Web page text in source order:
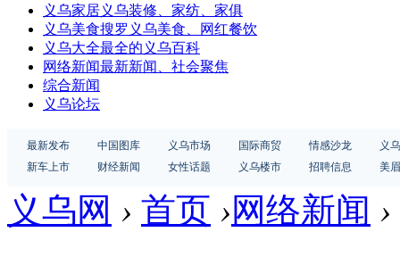
义乌家居义乌装修、家纺、家俱
义乌美食搜罗义乌美食、网红餐饮
义乌大全最全的义乌百科
网络新闻最新新闻、社会聚焦
综合新闻
义乌论坛
最新发布 中国图库 义乌市场 国际商贸 情感沙龙
义
新车上市
财经新闻 女性话题 义乌楼市 招聘信息 美
义乌网 › 首页 ›网络新闻 ›